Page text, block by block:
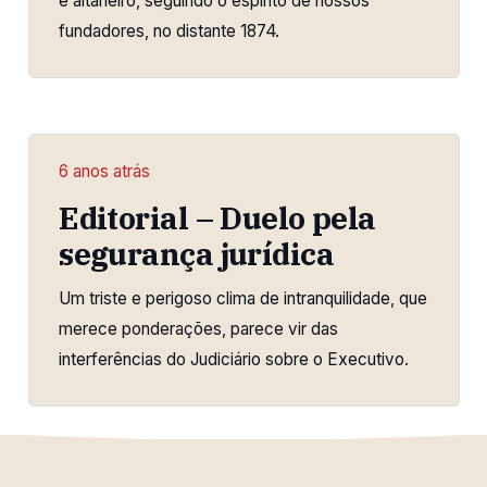
fundadores, no distante 1874.
6 anos atrás
Editorial – Duelo pela
segurança jurídica
Um triste e perigoso clima de intranquilidade, que
merece ponderações, parece vir das
interferências do Judiciário sobre o Executivo.